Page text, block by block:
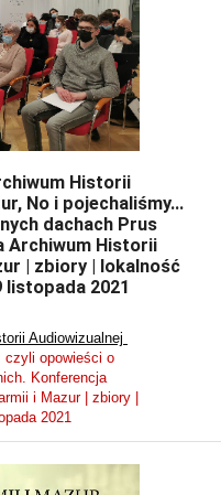
Historii
No i pojechaliśmy...
dachach Prus
Archiwum Historii
| zbiory | lokalność
listopada 2021
Audiowizualnej
czyli opowieści o
Konferencja
i Mazur | zbiory |
2021